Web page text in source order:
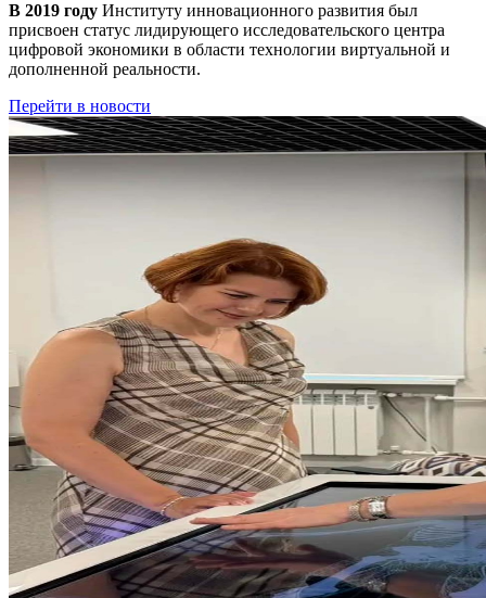
В 2019 году Институту инновационного развития был
присвоен статус лидирующего исследовательского центра
цифровой экономики в области технологии виртуальной и
дополненной реальности.
Перейти в новости